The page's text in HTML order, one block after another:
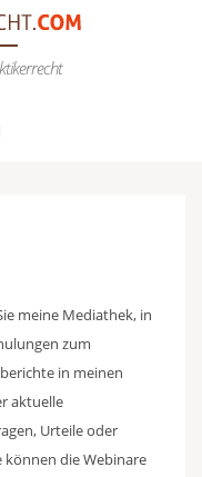
meine Mediathek, in
zum
in meinen
aktuelle
Urteile oder
können die Webinare